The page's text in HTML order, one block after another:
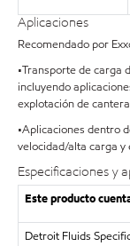
Aplicaciones
Recomendado por
•Transporte de carga
incluyendo
explotación de
•Aplicaciones dentro
velocidad/alta carga
Especificaciones y
Este producto
Detroit Fluids